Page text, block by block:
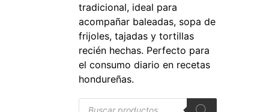
tradicional, ideal para
acompañar baleadas, sopa de
frijoles, tajadas y tortillas
recién hechas. Perfecto para
el consumo diario en recetas
hondureñas.